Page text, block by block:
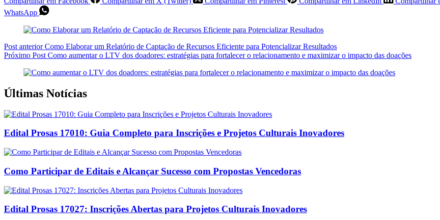
WhatsApp
Post anteriorComo Elaborar um Relatório de Captação de Recursos Eficiente para Potencializar Resultados
Próximo Post Como aumentar o LTV dos doadores: estratégias para fortalecer o relacionamento e maximizar o impacto das doações
Últimas Notícias
Edital Prosas 17010: Guia Completo para Inscrições e Projetos Culturais Inovadores
Como Participar de Editais e Alcançar Sucesso com Propostas Vencedoras
Edital Prosas 17027: Inscrições Abertas para Projetos Culturais Inovadores